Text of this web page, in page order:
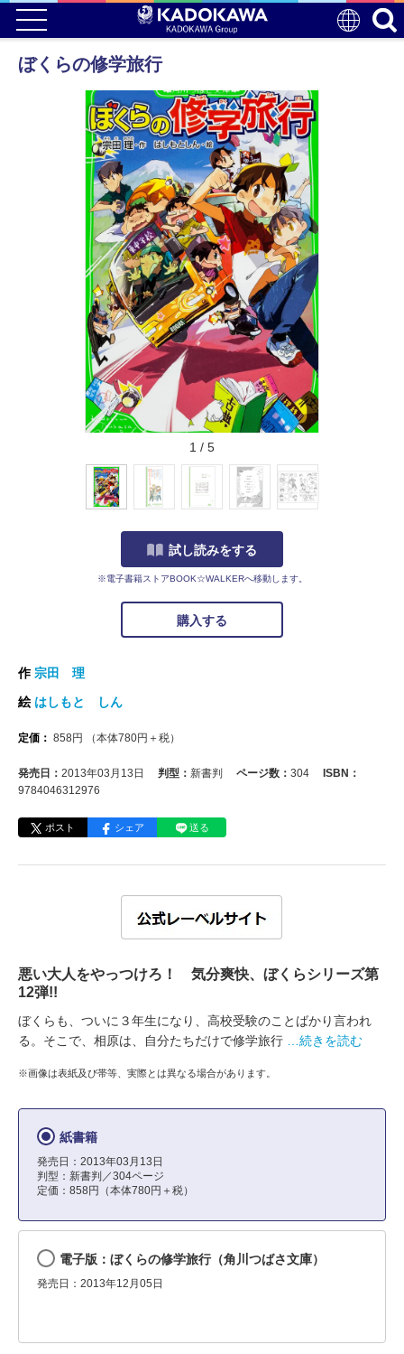
ぼくらの修学旅行
1 / 5
試し読みをする
※電子書籍ストアBOOK☆WALKERへ移動します。
購入する
作 宗田 理
絵 はしもと しん
定価： 858円 （本体780円＋税）
発売日： 2013年03月13日 判型： 新書判 ページ数： 304
ISBN：
9784046312976
ポスト シェア 送る
悪い大人をやっつけろ！ 気分爽快、ぼくらシリーズ第
12弾!!
ぼくらも、ついに３年生になり、高校受験のことばかり言われ
る。そこで、相原は、自分たちだけで修学旅行
…続きを読む
※画像は表紙及び帯等、実際とは異なる場合があります。
紙書籍
発売日：2013年03月13日
判型：新書判／304ページ
定価：858円（本体780円＋税）
電子版：ぼくらの修学旅行（角川つばさ文庫）
発売日：2013年12月05日